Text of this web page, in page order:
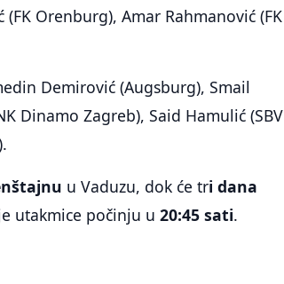
Orenburg), Amar Rahmanović (FK
Demirović (Augsburg), Smail
Dinamo Zagreb), Said Hamulić (SBV
u Vaduzu, dok će tri dana
utakmice počinju u20:45 sati.